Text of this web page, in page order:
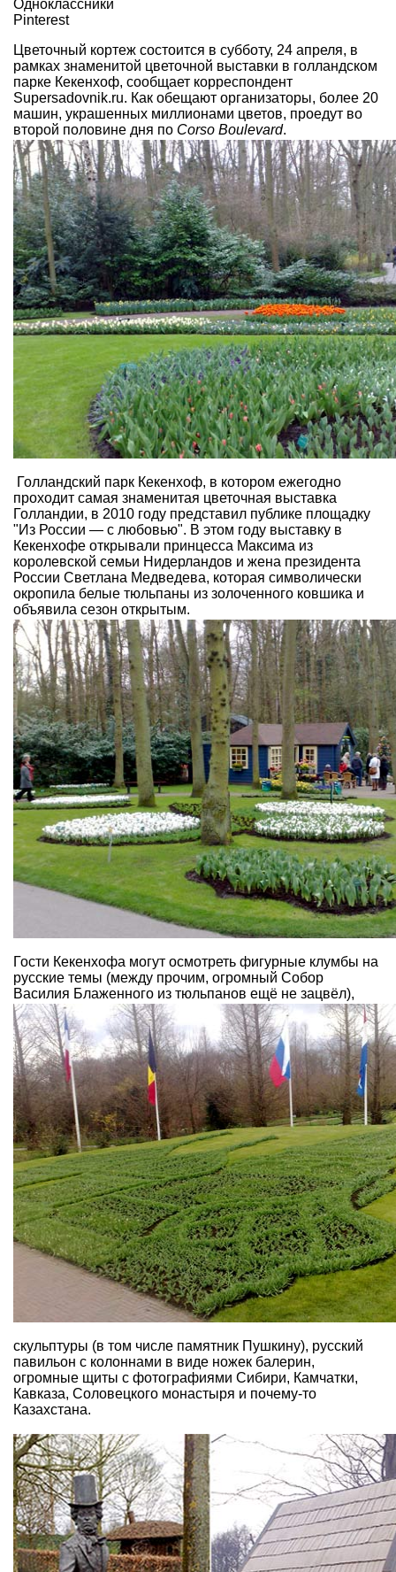
Одноклассники
Pinterest
Цветочный кортеж состоится в субботу, 24 апреля, в
рамках знаменитой цветочной выставки в голландском
парке Кекенхоф, сообщает корреспондент
Supersadovnik.ru. Как обещают организаторы, более 20
машин, украшенных миллионами цветов, проедут во
второй половине дня по Corso Boulevard.
Голландский парк Кекенхоф, в котором ежегодно
проходит самая знаменитая цветочная выставка
Голландии, в 2010 году представил публике площадку
"Из России — с любовью". В этом году выставку в
Кекенхофе открывали принцесса Максима из
королевской семьи Нидерландов и жена президента
России Светлана Медведева, которая символически
окропила белые тюльпаны из золоченного ковшика и
объявила сезон открытым.
Гости Кекенхофа могут осмотреть фигурные клумбы на
русские темы (между прочим, огромный Собор
Василия Блаженного из тюльпанов ещё не зацвёл),
скульптуры (в том числе памятник Пушкину), русский
павильон с колоннами в виде ножек балерин,
огромные щиты с фотографиями Сибири, Камчатки,
Кавказа, Соловецкого монастыря и почему-то
Казахстана.